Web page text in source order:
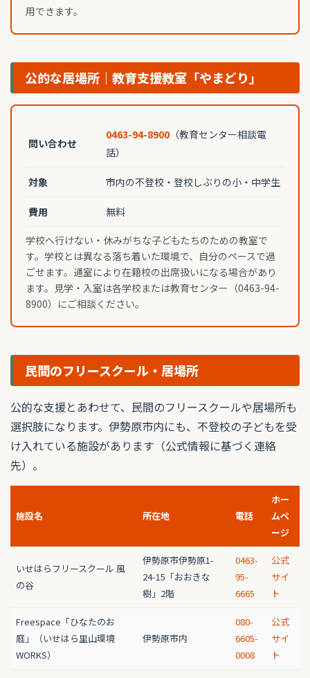
用できます。
公的な居場所｜教育支援教室「やまどり」
問い合わせ
0463-94-8900 （教育センター相談電
話）
対象 市内の不登校・登校しぶりの小・中学生
費用 無料
学校へ行けない・休みがちな子どもたちのための教室で
す。学校とは異なる落ち着いた環境で、自分のペースで過
ごせます。通室により在籍校の出席扱いになる場合があり
ます。見学・入室は各学校または教育センター（0463-94-
8900）にご相談ください。
民間のフリースクール・居場所
公的な支援とあわせて、民間のフリースクールや居場所も
選択肢になります。伊勢原市内にも、不登校の子どもを受
け入れている施設があります（公式情報に基づく連絡
先）。
施設名 所在地 電話
ホー
ムペ
ージ
いせはらフリースクール 風
の谷
伊勢原市伊勢原1-
24-15「おおきな
樹」2階
0463-
95-
6665
公式
サイ
ト
Freespace「ひなたのお
庭」（いせはら里山環境
WORKS）
伊勢原市内
080-
6605-
0008
公式
サイ
ト